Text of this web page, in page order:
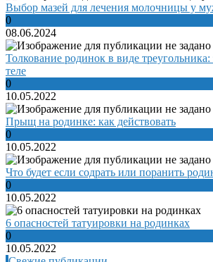
Выбор мазей для лечения молочницы у
0
08.06.2024
Толкование родинок в виде
теле
0
10.05.2022
Прыщ на родинке: как действовать
0
10.05.2022
Что будет если содрать или поранить
0
10.05.2022
6 опасностей татуировки на родинках
0
10.05.2022